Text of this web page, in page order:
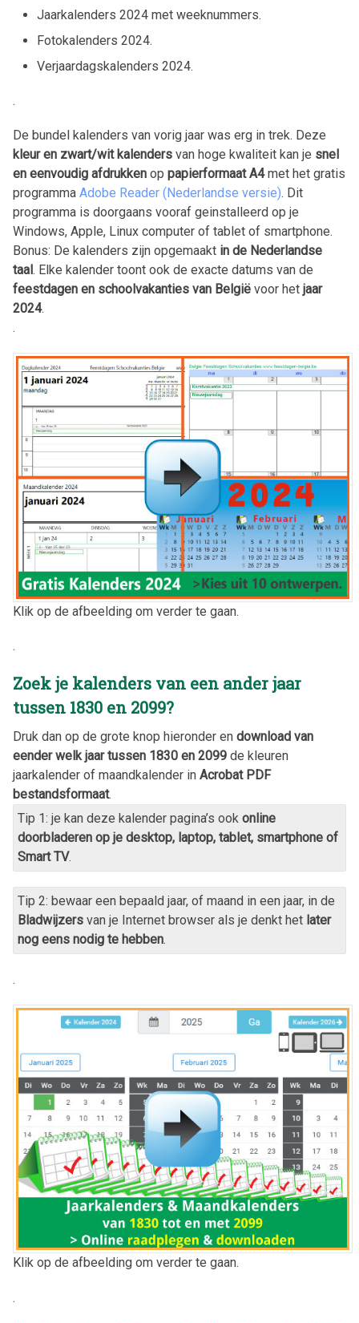
Jaarkalenders 2024 met weeknummers.
Fotokalenders 2024.
Verjaardagskalenders 2024.
.
De bundel kalenders van vorig jaar was erg in trek. Deze
kleur en zwart/wit kalenders van hoge kwaliteit kan je snel
en eenvoudig afdrukken op papierformaat A4met het gratis
programma Adobe Reader (Nederlandse versie). Dit
programma is doorgaans vooraf geinstalleerd op je
Windows, Apple, Linux computer of tablet of smartphone.
Bonus: De kalenders zijn opgemaakt in de Nederlandse
taal . Elke kalender toont ook de exacte datums van de
feestdagen en schoolvakanties van België voor het jaar
2024.
.
Klik op de afbeelding om verder te gaan.
.
Zoek je kalenders van een ander jaar
tussen 1830 en 2099?
Druk dan op de grote knop hieronder en download van
eender welk jaar tussen 1830 en 2099 de kleuren
jaarkalender of maandkalender in Acrobat PDF
bestandsformaat.
Tip 1: je kan deze kalender pagina’s ook online
doorbladeren op je desktop, laptop, tablet, smartphone of
Smart TV.
Tip 2: bewaar een bepaald jaar, of maand in een jaar, in de
Bladwijzers van je Internet browser als je denkt het later
nog eens nodig te hebben.
.
Klik op de afbeelding om verder te gaan.
.